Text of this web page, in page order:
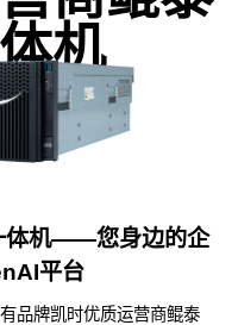
机
体机——您身边的企
平台
品牌凯时优质运营商鲲泰